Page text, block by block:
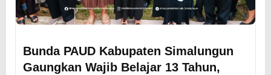
Bunda PAUD Kabupaten Simalungun
Gaungkan Wajib Belajar 13 Tahun,